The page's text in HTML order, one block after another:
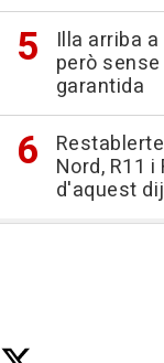
Illa arriba
però
garantida
Nord, R11
d'aquest